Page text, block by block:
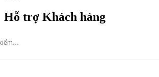
Hỗ trợ Khách hàng
Hotline: 09317.456.44